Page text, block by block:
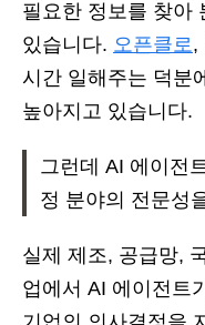
필요한 정보를 찾아
있습니다. 오픈클로,
시간 일해주는 덕분
높아지고 있습니다.
그런데 AI 에이전
정 분야의 전문성
실제 제조, 공급망,
업에서 AI 에이전트